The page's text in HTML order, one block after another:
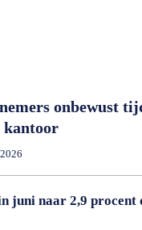
onbewust
kantoor
juni naar 2,9 procent